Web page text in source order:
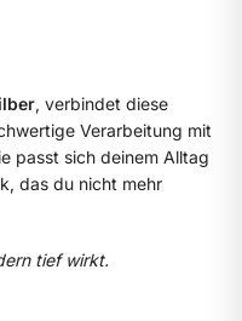
, verbindet diese
Verarbeitung mit
passt sich deinem Alltag
das du nicht mehr
tief wirkt.